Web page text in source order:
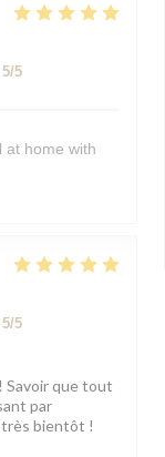
5/5
at home with
5/5
Savoir que tout
par
très bientôt !